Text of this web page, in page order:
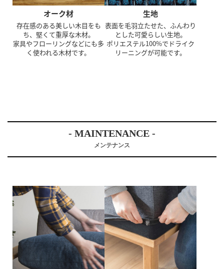
オーク材
存在感のある美しい木目をも
ち、堅くて重厚な木材。
家具やフローリングなどにも多
く使われる木材です。
生地
表面を毛羽立たせた、ふんわり
とした可愛らしい生地。
ポリエステル100%でドライク
リーニングが可能です。
- MAINTENANCE -
メンテナンス